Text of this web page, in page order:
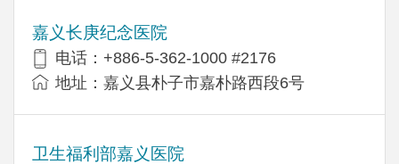
嘉义长庚纪念医院
电话：+886-5-362-1000 #2176
地址：嘉义县朴子市嘉朴路西段6号
卫生福利部嘉义医院